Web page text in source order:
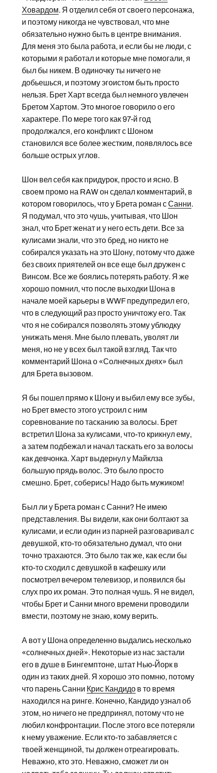
Ховардом. Я отделил себя от своего персонажа,
и поэтому никогда не чувствовал, что мне
обязательно нужно быть в центре внимания.
Для меня это была работа, и если бы не люди, с
которыми я работал и которые мне помогали, я
был бы никем. В одиночку ты ничего не
добьешься, и поэтому эгоистом быть просто
нельзя. Брет Харт всегда был немного увлечен
Бретом Хартом. Это многое говорило о его
характере. По мере того как 97-й год
продолжался, его конфликт с Шоном
становился все более жестким, появлялось все
больше острых углов.
Шон вел себя как придурок, просто и ясно. В
своем промо на RAW он сделал комментарий, в
котором говорилось, что у Брета роман сСанни.
Я подумал, что это чушь, учитывая, что Шон
знал, что Брет женат и у него есть дети. Все за
кулисами знали, что это бред, но никто не
собирался указать на это Шону, потому что даже
без своих приятелей он все еще был дружен с
Винсом. Все же боялись потерять работу. Я же
хорошо помнил, что после выходки Шона в
начале моей карьеры в WWF предупредил его,
что в следующий раз просто уничтожу его. Так
что я не собирался позволять этому ублюдку
унижать меня. Мне было плевать, уволят ли
меня, но не у всех был такой взгляд. Так что
комментарий Шона о «Солнечных днях» был
для Брета вызовом.
Я бы пошел прямо к Шону и выбил ему все зубы,
но Брет вместо этого устроил с ним
соревнование по тасканию за волосы. Брет
встретил Шона за кулисами, что-то крикнул ему,
а затем подбежал и начал таскать его за волосы
как девчонка. Харт выдернул у Майклза
большую прядь волос. Это было просто
смешно. Брет, соберись! Надо быть мужиком!
Был ли у Брета роман с Санни? Не имею
представления. Вы видели, как они болтают за
кулисами, и если один из парней разговаривал с
девушкой, кто-то обязательно думал, что они
точно трахаются. Это было так же, как если бы
кто-то сходил с девушкой в кафешку или
посмотрел вечером телевизор, и появился бы
слух про их роман. Это полная чушь. Я не видел,
чтобы Брет и Санни много времени проводили
вмести, поэтому не знаю, кому верить.
А вот у Шона определенно выдались несколько
«солнечных дней». Некоторые из нас застали
его в душе в Бингемптоне, штат Нью-Йорк в
один из таких дней. Я хорошо это помню, потому
что парень Санни Крис Кандидов то время
находился на ринге. Конечно, Кандидо узнал об
этом, но ничего не предпринял, потому что не
любил конфронтации. После этого все потеряли
к нему уважение. Если кто-то забавляется с
твоей женщиной, ты должен отреагировать.
Неважно, кто это. Неважно, сможет ли он